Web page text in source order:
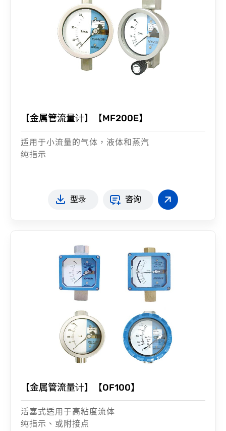
【金属管流量计】【MF200E】
适用于小流量的气体，液体和蒸汽
纯指示
型录 咨询
【金属管流量计】【OF100】
活塞式适用于高粘度流体
纯指示、或附接点